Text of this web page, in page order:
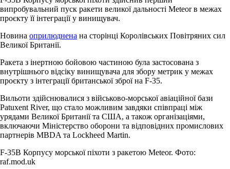
випробувальний пуск ракети великої дальності Meteor в межах
проєкту її інтеграції у винищувач.
Новина оприлюднена на сторінці Королівських Повітряних сил
Великої Британії.
Ракета з інертною бойовою частиною була застосована з
внутрішнього відсіку винищувача для збору метрик у межах
проєкту з інтеграції британської зброї на F-35.
Вильоти здійснювалися з військово-морської авіаційної бази
Patuxent River, що стало можливим завдяки співпраці між
урядами Великої Британії та США, а також організаціями,
включаючи Міністерство оборони та відповідних промислових
партнерів MBDA та Lockheed Martin.
F-35B Корпусу морської піхоти з ракетою Meteor. Фото:
raf.mod.uk